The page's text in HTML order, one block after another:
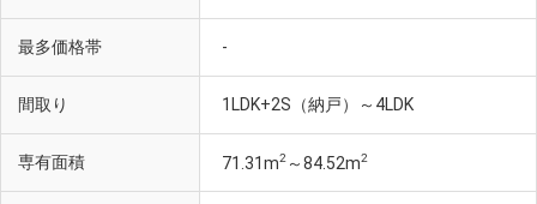
最多価格帯 -
間取り 1LDK+2S（納戸）～4LDK
専有面積 71.31m2 ～84.52m2